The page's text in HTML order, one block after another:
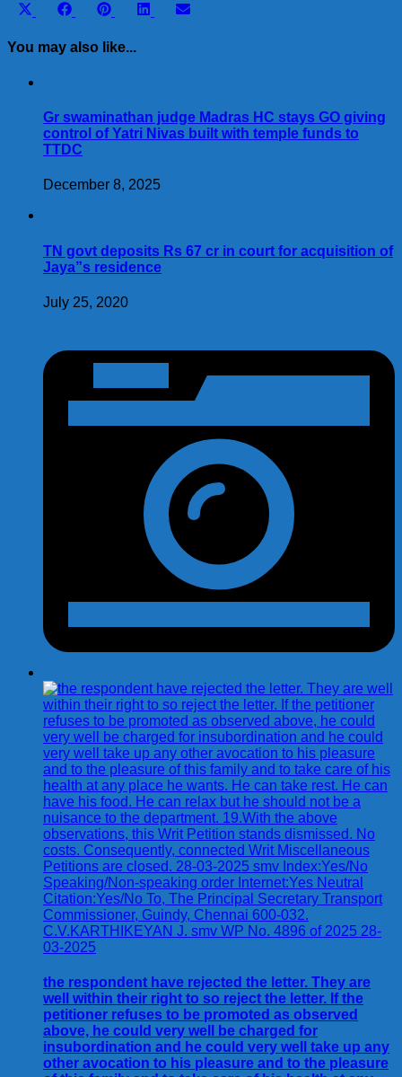
Share
Share
FacebookShare
PinterestShare
LinkedInShare
You may also like...
Gr swaminathan judge Madras HC stays GO giving
control of Yatri Nivas built with temple funds to
TTDC
December 8, 2025
TN govt deposits Rs 67 cr in court for acquisition of
Jaya”s residence
July 25, 2020
the respondent have rejected the letter. They are
well within their right to so reject the letter. If the
petitioner refuses to be promoted as observed
above, he could very well be charged for
insubordination and he could very well take up any
other avocation to his pleasure and to the pleasure